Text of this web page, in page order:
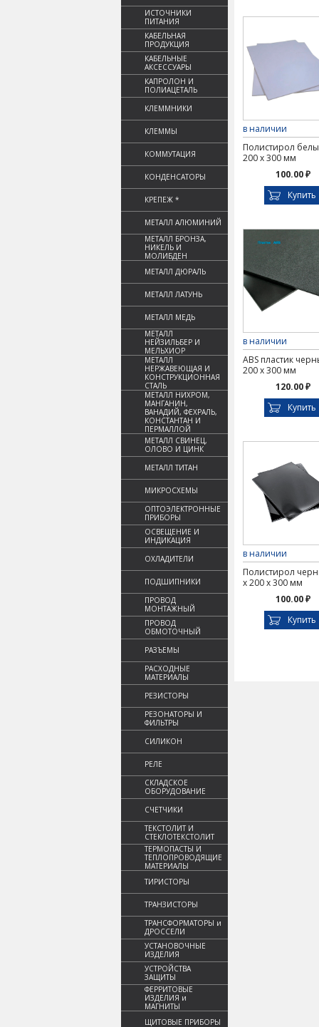
ИСТОЧНИКИ
ПИТАНИЯ
КАБЕЛЬНАЯ
ПРОДУКЦИЯ
КАБЕЛЬНЫЕ
АКСЕССУАРЫ
КАПРОЛОН И
ПОЛИАЦЕТАЛЬ
КЛЕММНИКИ
КЛЕММЫ
КОММУТАЦИЯ
КОНДЕНСАТОРЫ
КРЕПЕЖ *
МЕТАЛЛ АЛЮМИНИЙ
МЕТАЛЛ БРОНЗА,
НИКЕЛЬ И
МОЛИБДЕН
МЕТАЛЛ ДЮРАЛЬ
МЕТАЛЛ ЛАТУНЬ
МЕТАЛЛ МЕДЬ
МЕТАЛЛ
НЕЙЗИЛЬБЕР И
МЕЛЬХИОР
МЕТАЛЛ
НЕРЖАВЕЮЩАЯ И
КОНСТРУКЦИОННАЯ
СТАЛЬ
МЕТАЛЛ НИХРОМ,
МАНГАНИН,
ВАНАДИЙ, ФЕХРАЛЬ,
КОНСТАНТАН И
ПЕРМАЛЛОЙ
МЕТАЛЛ СВИНЕЦ,
ОЛОВО И ЦИНК
МЕТАЛЛ ТИТАН
МИКРОСХЕМЫ
ОПТОЭЛЕКТРОННЫЕ
ПРИБОРЫ
ОСВЕЩЕНИЕ И
ИНДИКАЦИЯ
ОХЛАДИТЕЛИ
ПОДШИПНИКИ
ПРОВОД
МОНТАЖНЫЙ
ПРОВОД
ОБМОТОЧНЫЙ
РАЗЪЕМЫ
РАСХОДНЫЕ
МАТЕРИАЛЫ
РЕЗИСТОРЫ
РЕЗОНАТОРЫ И
ФИЛЬТРЫ
СИЛИКОН
РЕЛЕ
СКЛАДСКОЕ
ОБОРУДОВАНИЕ
СЧЕТЧИКИ
ТЕКСТОЛИТ И
СТЕКЛОТЕКСТОЛИТ
ТЕРМОПАСТЫ И
ТЕПЛОПРОВОДЯЩИЕ
МАТЕРИАЛЫ
ТИРИСТОРЫ
ТРАНЗИСТОРЫ
ТРАНСФОРМАТОРЫ и
ДРОССЕЛИ
УСТАНОВОЧНЫЕ
ИЗДЕЛИЯ
УСТРОЙСТВА
ЗАЩИТЫ
ФЕРРИТОВЫЕ
ИЗДЕЛИЯ и
МАГНИТЫ
ЩИТОВЫЕ ПРИБОРЫ
в наличии
Полистирол
200 х 300 мм
100.00 ₽
Купить
в наличии
ABS пластик
200 х 300 мм
120.00 ₽
Купить
в наличии
Полистирол
х 200 х 300 мм
100.00 ₽
Купить